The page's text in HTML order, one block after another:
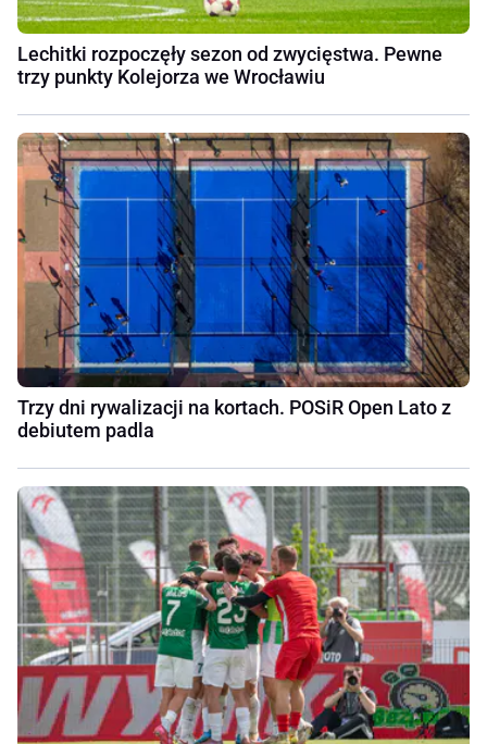
Lechitki rozpoczęły sezon od zwycięstwa. Pewne
trzy punkty Kolejorza we Wrocławiu
Trzy dni rywalizacji na kortach. POSiR Open Lato z
debiutem padla